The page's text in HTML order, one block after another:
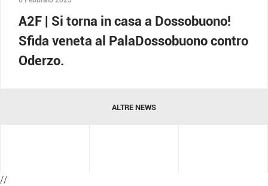
A2F | Si torna in casa a Dossobuono!
Sfida veneta al PalaDossobuono contro
Oderzo.
ALTRE NEWS
//